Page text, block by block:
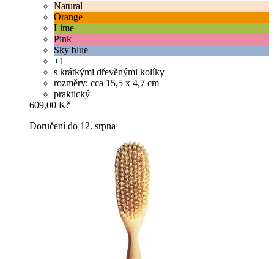
Natural
Orange
Lime
Pink
Sky blue
+1
s krátkými dřevěnými kolíky
rozměry: cca 15,5 x 4,7 cm
praktický
609,00 Kč
Doručení do 12. srpna